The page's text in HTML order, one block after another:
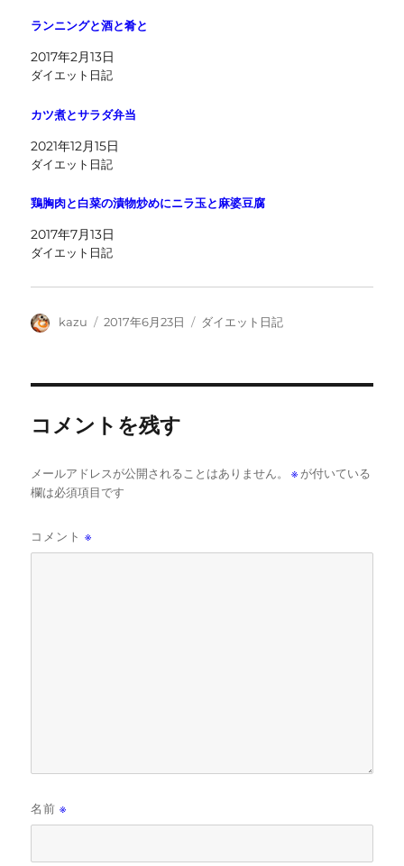
ランニングと酒と肴と
2017年2月13日
ダイエット日記
カツ煮とサラダ弁当
2021年12月15日
ダイエット日記
鶏胸肉と白菜の漬物炒めにニラ玉と麻婆豆腐
2017年7月13日
ダイエット日記
投
kazu
投
2017年6月23日
カ
ダイエット日記
コメントを残す
メールアドレスが公開されることはありません。 ※ が付いている
欄は必須項目です
コメント※
名前※